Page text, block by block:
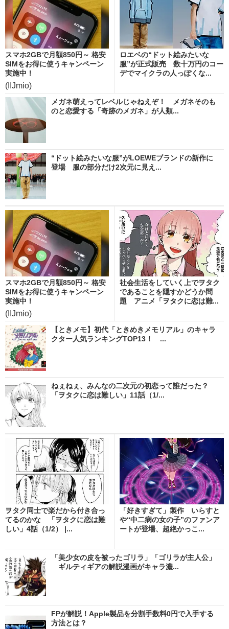
スマホ2GBで月額850円～ 格安
SIMをお得に使うキャンペーン
実施中！
(IIJmio)
ロエベの“ドット絵みたいな
服”が正式販売 数十万円のコー
デでマイクラの人っぽくな...
メガネ萌えってレベルじゃねえぞ！ メガネそのも
のと恋愛する「奇跡のメガネ」が人類...
“ドット絵みたいな服”がLOEWEブランドの新作に
登場 服の部分だけ2次元に見え...
スマホ2GBで月額850円～ 格安
SIMをお得に使うキャンペーン
実施中！
(IIJmio)
社会生活をしていく上でヲタク
であることを隠すかどうか問
題 アニメ「ヲタクに恋は難...
【ときメモ】初代「ときめきメモリアル」のキャラ
クター人気ランキングTOP13！ ...
ねぇねぇ、みんなの二次元の初恋って誰だった？
「ヲタクに恋は難しい」11話（1/...
ヲタク同士で楽だから付き合っ
てるのかな 「ヲタクに恋は難
しい」4話（1/2） |...
「好きすぎて」製作 いらすと
や“中二病の女の子”のファンア
ートが登場、超絶かっこ...
「美少女の皮を被ったゴリラ」「ゴリラが主人公」
ギルティギアの解説漫画がキャラ濃...
FPが解説！Apple製品を分割手数料0円で入手する
方法とは？